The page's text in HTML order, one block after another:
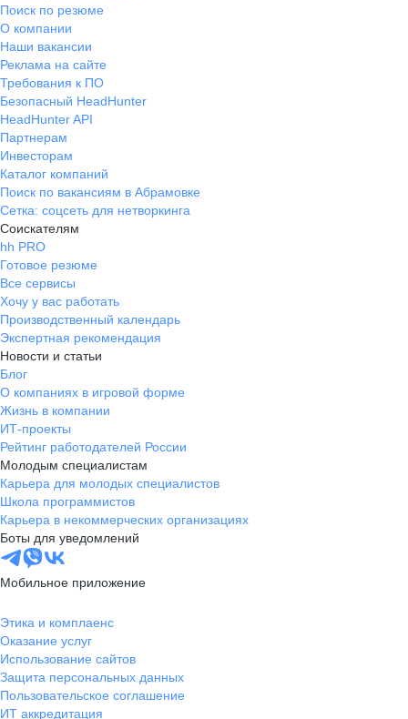
Поиск по резюме
О компании
Наши вакансии
Реклама на сайте
Требования к ПО
Безопасный HeadHunter
HeadHunter API
Партнерам
Инвесторам
Каталог компаний
Поиск по вакансиям в Абрамовке
Сетка: соцсеть для нетворкинга
Соискателям
hh PRO
Готовое резюме
Все сервисы
Хочу у вас работать
Производственный календарь
Экспертная рекомендация
Новости и статьи
Блог
О компаниях в игровой форме
Жизнь в компании
ИТ-проекты
Рейтинг работодателей России
Молодым специалистам
Карьера для молодых специалистов
Школа программистов
Карьера в некоммерческих организациях
Боты для уведомлений
Мобильное приложение
Этика и комплаенс
Оказание услуг
Использование сайтов
Защита персональных данных
Пользовательское соглашение
ИТ аккредитация